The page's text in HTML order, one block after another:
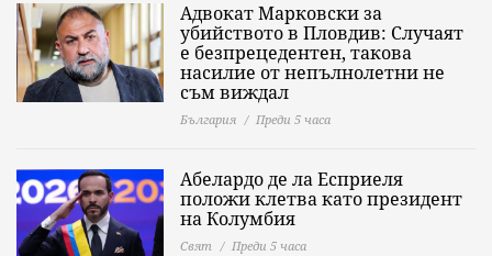
Адвокат Марковски за
убийството в Пловдив: Случаят
е безпрецедентен, такова
насилие от непълнолетни не
съм виждал
България Преди 5 часа
Абелардо де ла Есприеля
положи клетва като президент
на Колумбия
Свят Преди 5 часа